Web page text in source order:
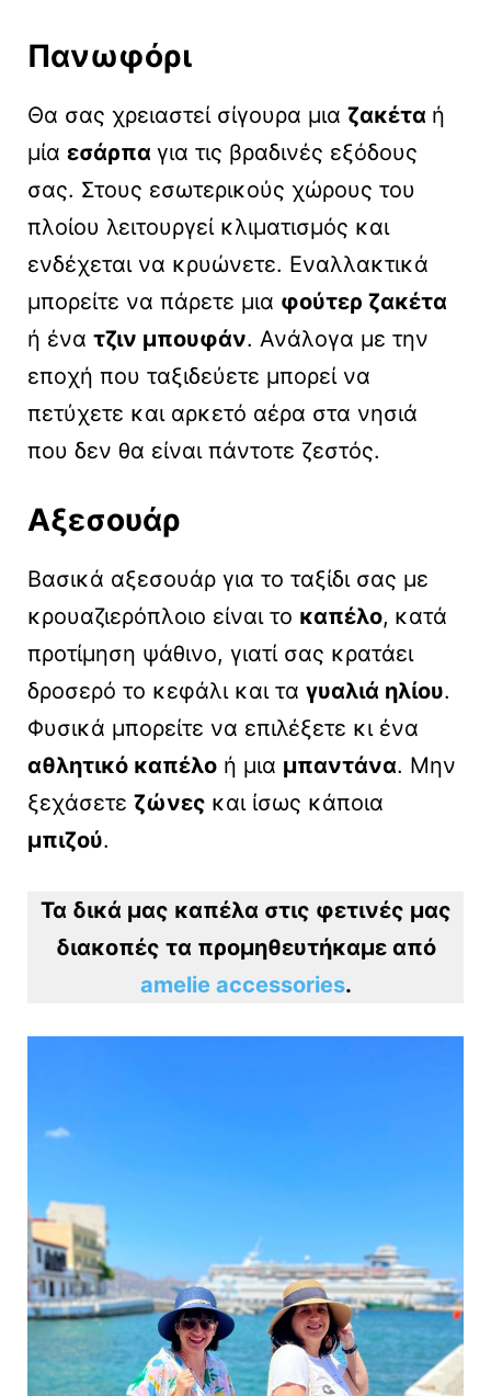
Πανωφόρι
Θα σας χρειαστεί σίγουρα μια ζακέτα ή
μία εσάρπα για τις βραδινές εξόδους
σας. Στους εσωτερικούς χώρους του
πλοίου λειτουργεί κλιματισμός και
ενδέχεται να κρυώνετε. Εναλλακτικά
μπορείτε να πάρετε μια φούτερ ζακέτα
ή ένα τζιν μπουφάν. Ανάλογα με την
εποχή που ταξιδεύετε μπορεί να
πετύχετε και αρκετό αέρα στα νησιά
που δεν θα είναι πάντοτε ζεστός.
Αξεσουάρ
Βασικά αξεσουάρ για το ταξίδι σας με
κρουαζιερόπλοιο είναι το καπέλο, κατά
προτίμηση ψάθινο, γιατί σας κρατάει
δροσερό το κεφάλι και τα γυαλιά ηλίου.
Φυσικά μπορείτε να επιλέξετε κι ένα
αθλητικό καπέλο ή μια μπαντάνα. Μην
ξεχάσετε ζώνες και ίσως κάποια
μπιζού.
Τα δικά μας καπέλα στις φετινές μας
διακοπές τα προμηθευτήκαμε από
amelie accessories.